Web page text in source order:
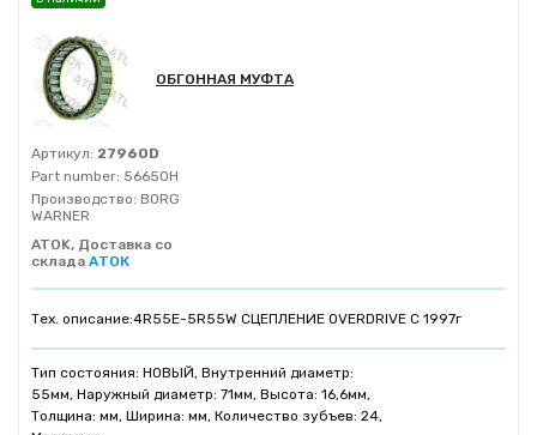
ОБГОННАЯ МУФТА
Артикул: 27960D
Part number: 56650H
Производство: BORG
WARNER
ATOK, Доставка со
склада АТОК
Тех. описание:4R55E-5R55W СЦЕПЛЕНИЕ OVERDRIVE C 1997г
Тип состояния: НОВЫЙ, Внутренний диаметр:
55мм, Наружный диаметр: 71мм, Высота: 16,6мм,
Толщина: мм, Ширина: мм, Количество зубъев: 24,